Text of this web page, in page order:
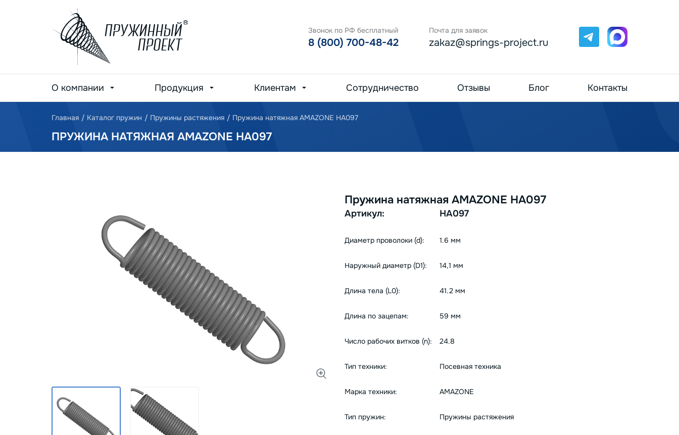
Звонок по РФ бесплатный
8 (800) 700-48-42
Почта для заявок
zakaz@springs-project.ru
Telegram
О компании Продукция Клиентам Сотрудничество Отзывы Блог Контакты
Главная / Каталог пружин / Пружины растяжения / Пружина натяжная AMAZONE HA097
ПРУЖИНА НАТЯЖНАЯ AMAZONE HA097
Пружина натяжная AMAZONE HA097
Артикул: HA097
Диаметр проволоки (d): 1.6 мм
Наружный диаметр (D1): 14,1 мм
Длина тела (L0): 41.2 мм
Длина по зацепам: 59 мм
Число рабочих витков (n): 24.8
Тип техники: Посевная техника
Марка техники: AMAZONE
Тип пружин: Пружины растяжения